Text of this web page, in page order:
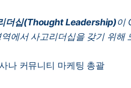
더십(Thought Leadership)이
에서 사고리더십을 갖기 위해
나 커뮤니티 마케팅 총괄